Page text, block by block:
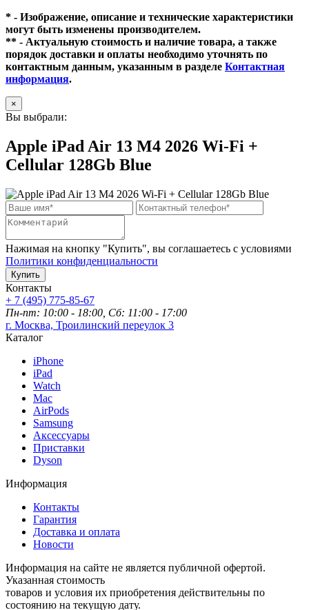
* - Изображение, описание и технические характеристики
могут быть изменены производителем.
** - Актуальную стоимость и наличие товара, а также
порядок доставки и оплаты необходимо уточнять по
контактным данным, указанным в разделе Контактная
информация.
×
Вы выбрали:
Apple iPad Air 13 M4 2026 Wi-Fi +
Cellular 128Gb Blue
Нажимая на кнопку "Купить", вы соглашаетесь с условиями
Политики конфиденциальности
Купить
Контакты
+ 7 (495) 775-85-67
Пн-пт: 10:00 - 18:00, Сб: 11:00 - 17:00
г. Москва, Троилинский переулок 3
Каталог
iPhone
iPad
Watch
Mac
AirPods
Samsung
Аксессуары
Приставки
Dyson
Информация
Контакты
Гарантия
Доставка и оплата
Новости
Информация на сайте не является публичной офертой.
Указанная стоимость
товаров и условия их приобретения действительны по
состоянию на текущую дату.